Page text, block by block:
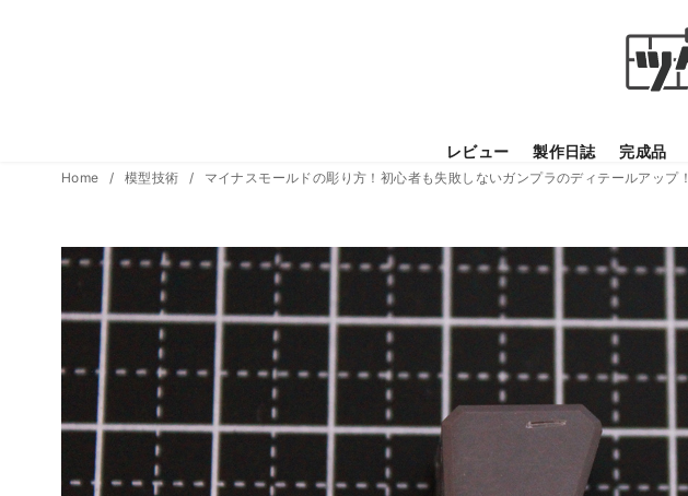
レビュー 製作日誌 完成品
Home 模型技術 マイナスモールドの彫り方！初心者も失敗しないガンプラのディテールアップ！